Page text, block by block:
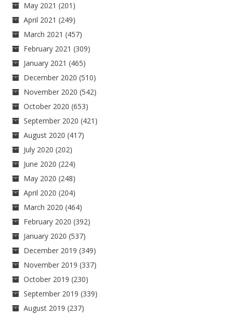
May 2021 (201)
April 2021 (249)
March 2021 (457)
February 2021 (309)
January 2021 (465)
December 2020 (510)
November 2020 (542)
October 2020 (653)
September 2020 (421)
August 2020 (417)
July 2020 (202)
June 2020 (224)
May 2020 (248)
April 2020 (204)
March 2020 (464)
February 2020 (392)
January 2020 (537)
December 2019 (349)
November 2019 (337)
October 2019 (230)
September 2019 (339)
August 2019 (237)